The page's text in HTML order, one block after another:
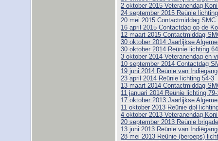
2 oktober 2015 Veteranendag
24 september 2015 Reünie
20 mei 2015 Contactmiddag SMC
16 april 2015 Contactdag op de
12 maart 2015 Contactmiddag
30 oktober 2014 Jaarlijkse
30 oktober 2014 Reünie lichting
3 oktober 2014 Veteranendag en
10 september 2014 Contactdag
19 juni 2014 Reünie van
23 april 2014 Reünie lichting 54-3
13 maart 2014 Contactmiddag
11 januari 2014 Reünie lichting
17 oktober 2013 Jaarlijkse
11 oktober 2013 Reünie dpl
4 oktober 2013 Veteranendag
20 september 2013 Reünie
13 juni 2013 Reünie van
28 mei 2013 Reünie (beroeps)